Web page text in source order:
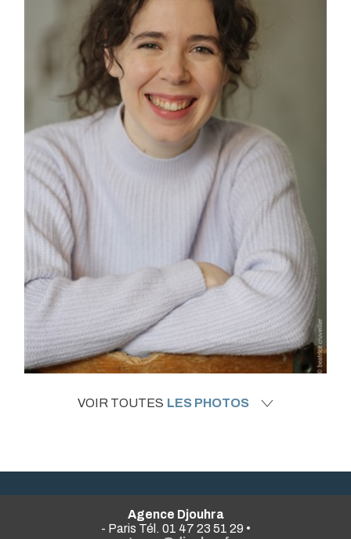
VOIR TOUTES LES PHOTOS
Agence Djouhra
- Paris Tél. 01 47 23 51 29 •